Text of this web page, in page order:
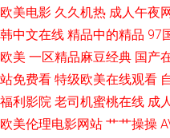
月天 日韩电影Αν 老熟女精品视频
国产亚洲综合成人婷婷 九一叉叉
在线观看 91极品影院 麻豆传媒久
欧美电影 久久机热 成人午夜
韩中文在线 精品中的精品 97
欧美 一区精品麻豆经典 国产
站免费看 特级欧美在线观看
福利影院 老司机蜜桃在线 成
欧美伦理电影网站 艹艹操操